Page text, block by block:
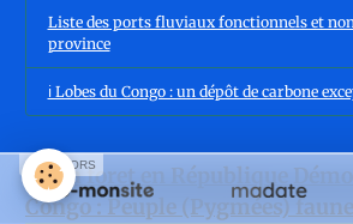
Liste des ports fluviaux fonctionnels et
province
ℹ️ Lobes du Congo : un dépôt de carbone
SPONSORS